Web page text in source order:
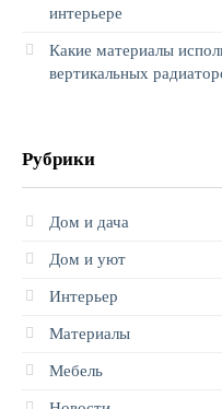
интерьере
Какие материалы
вертикальных
Рубрики
Дом и дача
Дом и уют
Интерьер
Материалы
Мебель